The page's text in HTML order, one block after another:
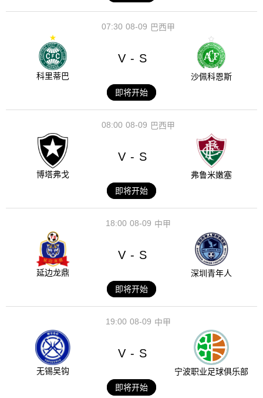
08-09
07:30 巴西甲
科里蒂巴
V - S
沙佩科恩斯
即将开始
08-09
08:00 巴西甲
博塔弗戈
V - S
弗鲁米嫩塞
即将开始
08-09
18:00 中甲
延边龙鼎
V - S
深圳青年人
即将开始
08-09
19:00 中甲
无锡吴钩
V - S
宁波职业足球俱乐部
即将开始